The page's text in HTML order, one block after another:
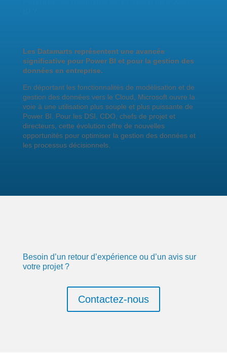
Les Datamarts représentent une avancée
significative pour Power BI et pour la gestion des
données en entreprise.
En déportant les fonctionnalités de modélisation et de
gestion des données vers le Cloud, Microsoft ouvre la
voie à une utilisation plus souple et plus puissante de
Power BI. Pour les DSI, CDO, chefs de projet et
directeurs, cette évolution offre de nouvelles
opportunités pour optimiser la gestion des données et
les processus décisionnels.
Besoin d’un retour d’expérience ou d’un avis sur
votre projet ?
Contactez-nous